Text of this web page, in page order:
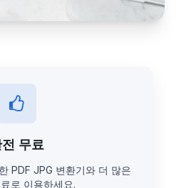
무료
PDF JPG 변환기와 더 많은
로 이용하세요.